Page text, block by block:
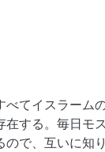
てイスラーム
する。毎日モ
で、互いに知